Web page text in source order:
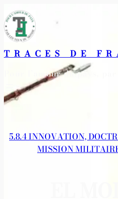
Aller
au
contenu
TRACES DE
Pour l’amour du pays,
5.8.4 INNOVATION,
MISSION